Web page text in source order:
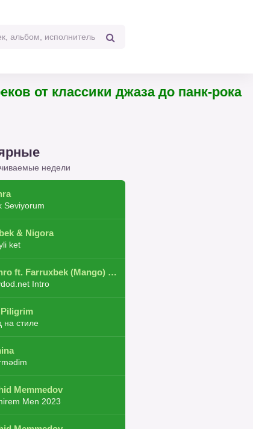
от классики джаза до панк-рока
недели
Seviyorum
& Nigora
ket
Sahro ft. Farruxbek (Mango) ft. Shaxboz ft. Navruz and Zarba ft. DJ.JoHa
Intro
на стиле
Memmedov
Men 2023